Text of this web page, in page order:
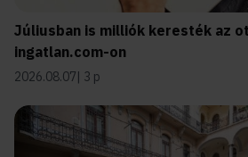
Júliusban is milliók keresték az
ingatlan.com-on
2026.08.07 3 p